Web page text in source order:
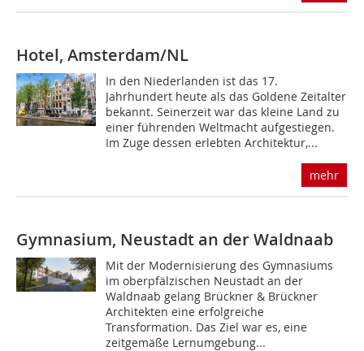
Hotel, Amsterdam/NL
In den Niederlanden ist das 17.
Jahrhundert heute als das Goldene Zeitalter
bekannt. Seinerzeit war das kleine Land zu
einer führenden Weltmacht aufgestiegen.
Im Zuge dessen erlebten Architektur,...
mehr
Gymnasium, Neustadt an der Waldnaab
Mit der Modernisierung des Gymnasiums
im oberpfälzischen Neustadt an der
Waldnaab gelang Brückner & Brückner
Architekten eine erfolgreiche
Transformation. Das Ziel war es, eine
zeitgemäße Lernumgebung...